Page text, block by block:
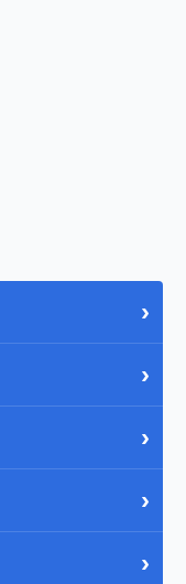
›
›
›
›
›